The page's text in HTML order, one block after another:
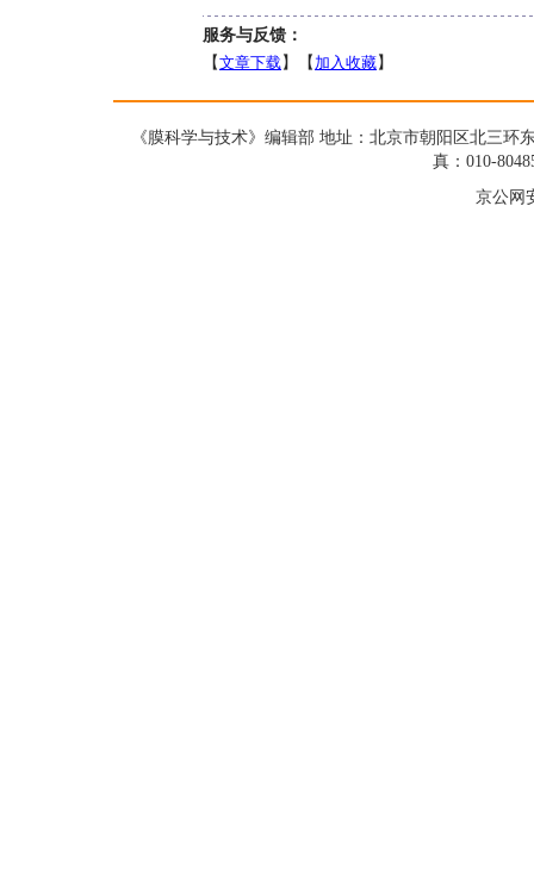
服务与反馈：
【文章下载】【 加入收藏】
《膜科学与技术》编辑部 地址：北京市朝阳区北三环
真：010-
京公网